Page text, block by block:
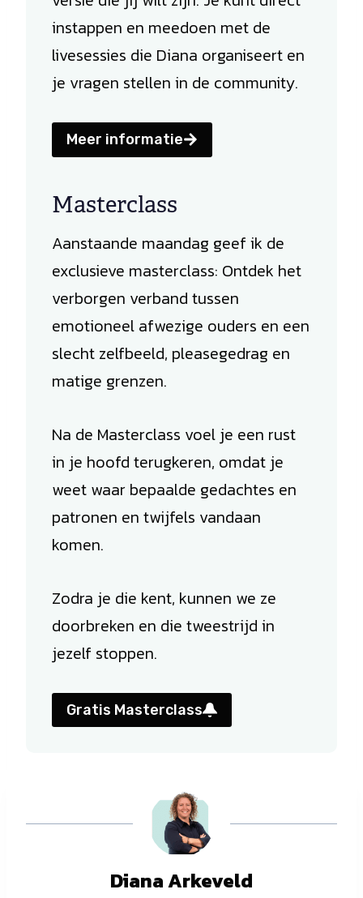
instappen en meedoen met de
livesessies die Diana organiseert en
je vragen stellen in de community.
Meer informatie
Masterclass
Aanstaande maandag geef ik de
exclusieve masterclass: Ontdek het
verborgen verband tussen
emotioneel afwezige ouders en een
slecht zelfbeeld, pleasegedrag en
matige grenzen.
Na de Masterclass voel je een rust
in je hoofd terugkeren, omdat je
weet waar bepaalde gedachtes en
patronen en twijfels vandaan
komen.
Zodra je die kent, kunnen we ze
doorbreken en die tweestrijd in
jezelf stoppen.
Gratis Masterclass
Diana Arkeveld